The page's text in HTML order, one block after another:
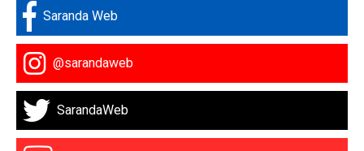
Saranda Web
@sarandaweb
SarandaWeb